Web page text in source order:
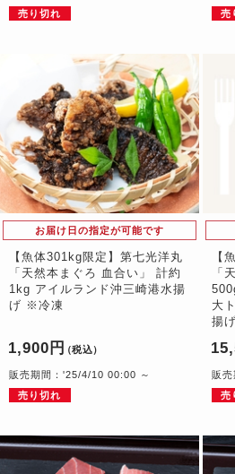
売り切れ
売
お届け日の指定が可能です
【魚体301kg限定】第七光洋丸
「天然本まぐろ 血合い」 計約
1kg アイルランド沖三崎港水揚
げ ※冷凍
1,900円 （税込）
販売期間：'25/4/10 00:00 ～
売り切れ
【
「
大
揚
販
売